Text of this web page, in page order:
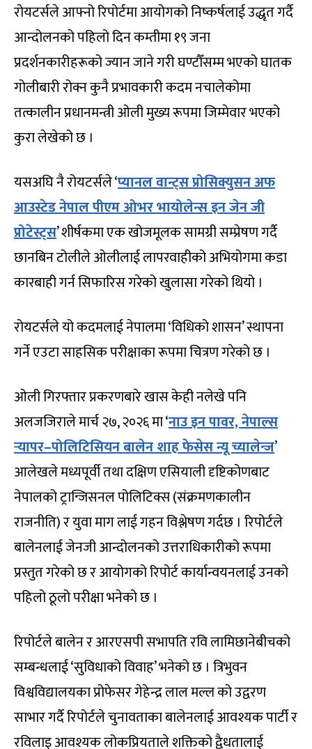
रोयटर्सले आफ्नो रिपोर्टमा आयोगको निष्कर्षलाई उद्धृत गर्दै
आन्दोलनको पहिलो दिन कम्तीमा १९ जना
प्रदर्शनकारीहरूको ज्यान जाने गरी घण्टौँसम्म भएको घातक
गोलीबारी रोक्न कुनै प्रभावकारी कदम नचालेकोमा
तत्कालीन प्रधानमन्त्री ओली मुख्य रूपमा जिम्मेवार भएको
कुरा लेखेको छ ।
यसअघि नै रोयटर्सले ‘प्यानल वान्ट्स प्रोसिक्युसन अफ
आउस्टेड नेपाल पीएम ओभर भायोलेन्स इन जेन जी
प्रोटेस्ट्स’ शीर्षकमा एक खोजमूलक सामग्री सम्प्रेषण गर्दै
छानबिन टोलीले ओलीलाई लापरवाहीको अभियोगमा कडा
कारबाही गर्न सिफारिस गरेको खुलासा गरेको थियो ।
रोयटर्सले यो कदमलाई नेपालमा ‘विधिको शासन’ स्थापना
गर्ने एउटा साहसिक परीक्षाका रूपमा चित्रण गरेको छ ।
ओली गिरफ्तार प्रकरणबारे खास केही नलेखे पनि
अलजजिराले मार्च २७, २०२६ मा ‘नाउ इन पावर, नेपाल्स
र्‍यापर–पोलिटिसियन बालेन शाह फेसेस न्यू च्यालेन्ज’
आलेखले मध्यपूर्वी तथा दक्षिण एसियाली दृष्टिकोणबाट
नेपालको ट्रान्जिसनल पोलिटिक्स (संक्रमणकालीन
राजनीति) र युवा माग लाई गहन विश्लेषण गर्दछ । रिपोर्टले
बालेनलाई जेनजी आन्दोलनको उत्तराधिकारीको रूपमा
प्रस्तुत गरेको छ र आयोगको रिपोर्ट कार्यान्वयनलाई उनको
पहिलो ठूलो परीक्षा भनेको छ ।
रिपोर्टले बालेन र आरएसपी सभापति रवि लामिछानेबीचको
सम्बन्धलाई ‘सुविधाको विवाह’ भनेको छ । त्रिभुवन
विश्वविद्यालयका प्रोफेसर गेहेन्द्र लाल मल्ल को उद्वरण
साभार गर्दै रिपोर्टले चुनावताका बालेनलाई आवश्यक पार्टी र
रविलाइ आवश्यक लोकप्रियताले शक्तिको द्वैधतालाई